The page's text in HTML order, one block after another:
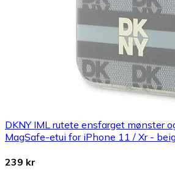
DKNY IML rutete ensfarget mønster
MagSafe-etui for iPhone 11 / Xr -
239 kr